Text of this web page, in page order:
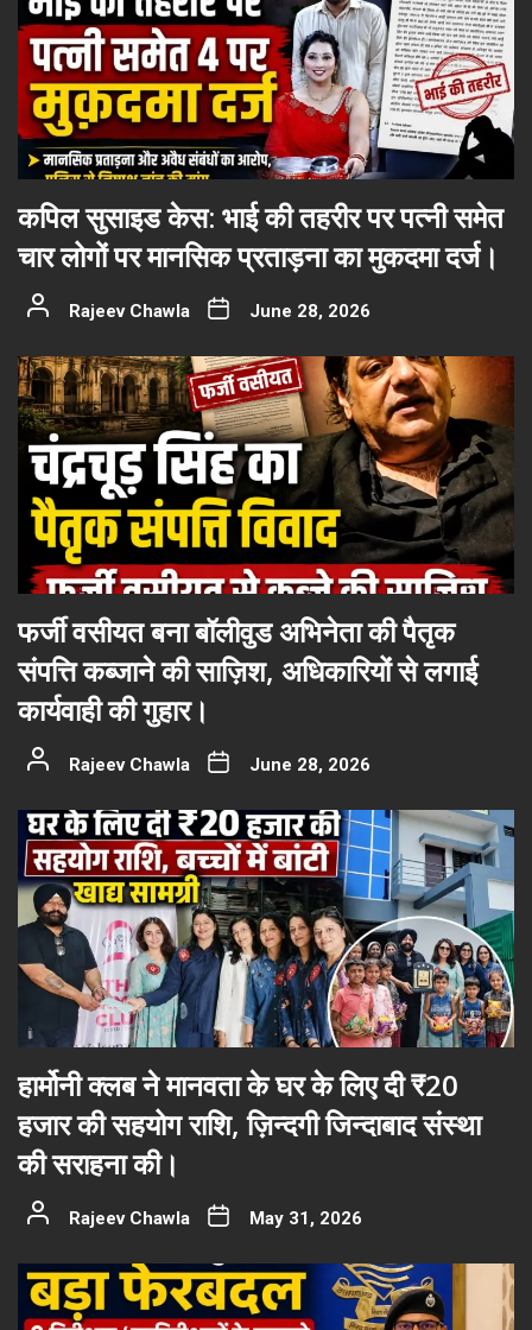
कपिल सुसाइड केस: भाई की तहरीर पर पत्नी समेत
चार लोगों पर मानसिक प्रताड़ना का मुकदमा दर्ज।
Rajeev Chawla June 28, 2026
फर्जी वसीयत बना बॉलीवुड अभिनेता की पैतृक
संपत्ति कब्जाने की साज़िश, अधिकारियों से लगाई
कार्यवाही की गुहार।
Rajeev Chawla June 28, 2026
हार्मोनी क्लब ने मानवता के घर के लिए दी ₹20
हजार की सहयोग राशि, ज़िन्दगी जिन्दाबाद संस्था
की सराहना की।
Rajeev Chawla May 31, 2026